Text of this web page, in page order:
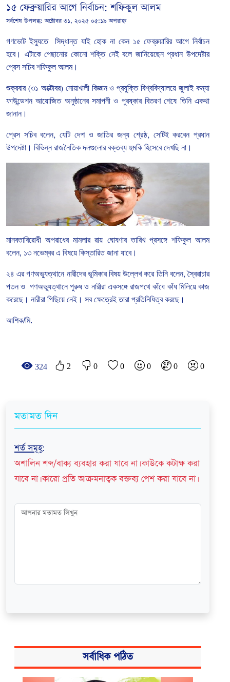
১৫ ফেব্রুয়ারির আগে নির্বাচন: শফিকুল আলম
সর্বশেষ উপলব্ধ:অক্টোবর ৩১, ২০২৫ ০৫:১৯ অপরাহ্ন
গণভোট ইস্যুতে সিদ্ধান্ত যাই হোক না কেন ১৫ ফেব্রুয়ারির আগে নির্বাচন
হবে।
এটাকে পেছানোর কোনো শক্তি নেই বলে জানিয়েছেন প্রধান উপদেষ্টার
প্রেস সচিব শফিকুল আলম।
শুক্রবার(৩১ অক্টোবর) নোয়াখালী বিজ্ঞান ও প্রযুক্তি বিশ্ববিদ্যালয়ে জুলাই কন্যা
ফাউন্ডেশন আয়োজিত অনুষ্ঠানের সমাপনী ও পুরষ্কার বিতরণ শেষে তিনি একথা
জানান।
প্রেস সচিব বলেন,যেটি দেশ ও জাতির জন্য শ্রেষ্ঠ, সেটিই করবেন প্রধান
উপদেষ্টা। বিভিন্ন রাজনৈতিক দলগুলোর বক্তব্য হুমকি হিসেবে দেখছি না।
মানবতাবিরোধী অপরাধের মামলার রায় ঘোষণার তারিখ প্রসঙ্গে শফিকুল আলম
বলেন, ১৩ নভেম্বর এ বিষয়ে কিস্তারিত জানা যাবে।
২৪ এর গণঅভ্যুত্থানে নারীদের ভূমিকার বিষয় উল্লেখ করে তিনি বলেন,স্বৈরাচার
পতন ও গণঅভ্যুত্থানে পুরুষ ও নারীরা একসঙ্গে রাজপথে কাঁধে কাঁধ মিলিয়ে কাজ
করেছে। নারীরা পিছিয়ে নেই। সব ক্ষেত্রেই তারা প্রতিনিধিত্ব করছে।
আশিক/মি.
324 2 0 0 0 0 0
মতামত দিন
শর্ত সমূহ:
অশালিন শব্দ/বাক্য ব্যবহার করা যাবে না। কাউকে কটাক্ষ করা
যাবে না। কারো প্রতি আক্রমনাত্বক বক্তব্য পেশ করা যাবে না।
সর্বাধিক পঠিত